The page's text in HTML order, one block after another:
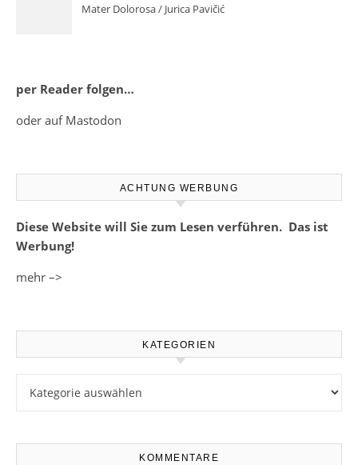
Mater Dolorosa / Jurica Pavičić
per Reader folgen…
oder auf Mastodon
ACHTUNG WERBUNG
Diese Website will Sie zum Lesen verführen. Das ist
Werbung!
mehr –>
KATEGORIEN
KOMMENTARE